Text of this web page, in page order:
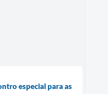
especial para as